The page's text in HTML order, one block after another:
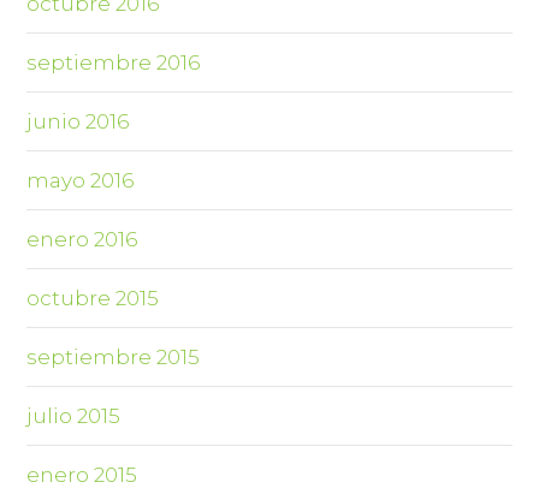
septiembre 2016
junio 2016
mayo 2016
enero 2016
octubre 2015
septiembre 2015
julio 2015
enero 2015